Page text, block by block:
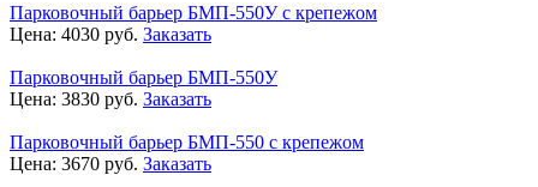
Парковочный барьер БМП-550У с крепежом
Цена: 4030 руб. Заказать
Парковочный барьер БМП-550У
Цена: 3830 руб. Заказать
Парковочный барьер БМП-550 с крепежом
Цена: 3670 руб. Заказать